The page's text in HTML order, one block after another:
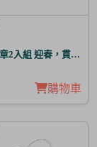
章2入組 迎春，貫徹仁
購物車